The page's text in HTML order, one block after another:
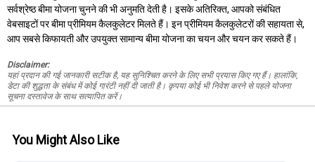
सर्वश्रेष्ठ बीमा योजना चुनने की भी अनुमति देती है। इसके अतिरिक्त, आपको संबंधित
वेबसाइटों पर बीमा प्रीमियम कैलकुलेटर मिलते हैं। इन प्रीमियम कैलकुलेटरों की सहायता से,
आप सबसे किफायती और उपयुक्त सामान्य बीमा योजना का चयन और चयन कर सकते हैं।
Disclaimer:
यहां प्रदान की गई जानकारी सटीक है, यह सुनिश्चित करने के लिए सभी प्रयास किए गए हैं। हालांकि,
डेटा की शुद्धता के संबंध में कोई गारंटी नहीं दी जाती है। कृपया कोई भी निवेश करने से पहले योजना
सूचना दस्तावेज के साथ सत्यापित करें।
You Might Also Like